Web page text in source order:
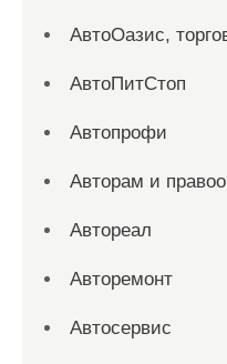
АвтоОазис,
АвтоПитСтоп
Автопрофи
Авторам и
Автореал
Авторемонт
Автосервис